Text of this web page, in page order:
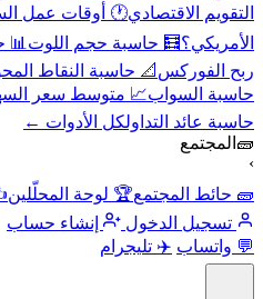
التقويم الاقتصادي🕐 أوقات عمل
الأمريكي؟🧮 حاسبة حجم اللوت 📊
ربح الفوركس 📐 حاسبة النقاط
حاسبة السواب📈 متوسط سعر
حاسبة عائد التداولكل الأدوات ←
🧱 المجتمع
›
🧱 حائط المجتمع🏆 لوحة المحلّلين
تسجيل الدخول
إنشاء حساب
💬 واتساب ✈️ تليجرام